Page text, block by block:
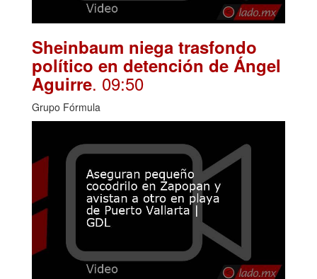
Sheinbaum niega trasfondo
político en detención de Ángel
Aguirre. 09:50
Grupo Fórmula